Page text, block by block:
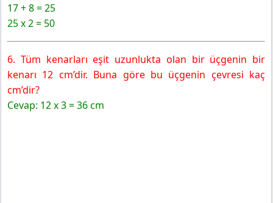
17 + 8 = 25
25 x 2 = 50
6. Tüm kenarları eşit uzunlukta olan bir üçgenin bir
kenarı 12 cm’dir. Buna göre bu üçgenin çevresi kaç
cm’dir?
Cevap: 12 x 3 = 36 cm